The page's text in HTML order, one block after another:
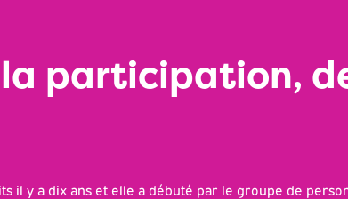
participation,
il y a dix ans et elle a débuté par le groupe de